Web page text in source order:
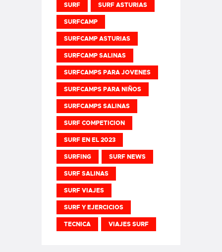
SURF SURF ASTURIAS
SURFCAMP
SURFCAMP ASTURIAS
SURFCAMP SALINAS
SURFCAMPS PARA JOVENES
SURFCAMPS PARA NIÑOS
SURFCAMPS SALINAS
SURF COMPETICION
SURF EN EL 2023
SURFING SURF NEWS
SURF SALINAS
SURF VIAJES
SURF Y EJERCICIOS
TECNICA VIAJES SURF